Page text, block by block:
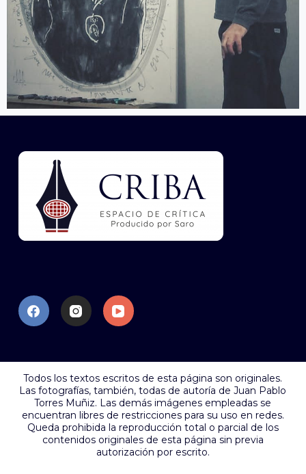
Todos los textos escritos de esta página son originales.
Las fotografías, también, todas de autoría de Juan Pablo
Torres Muñiz. Las demás imágenes empleadas se
encuentran libres de restricciones para su uso en redes.
Queda prohibida la reproducción total o parcial de los
contenidos originales de esta página sin previa
autorización por escrito.